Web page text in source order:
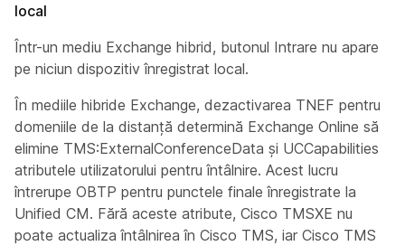
local
Într-un mediu Exchange hibrid, butonul Intrare nu apare
pe niciun dispozitiv înregistrat local.
În mediile hibride Exchange, dezactivarea TNEF pentru
domeniile de la distanță determină Exchange Online să
elimine TMS:ExternalConferenceData și UCCapabilities
atributele utilizatorului pentru întâlnire. Acest lucru
întrerupe OBTP pentru punctele finale înregistrate la
Unified CM. Fără aceste atribute, Cisco TMSXE nu
poate actualiza întâlnirea în Cisco TMS, iar Cisco TMS